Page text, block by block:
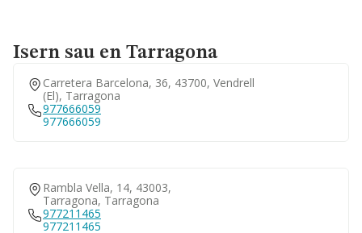
Isern sau en Tarragona
Carretera Barcelona, 36, 43700, Vendrell
(el), Tarragona
977666059
977666059
Rambla Vella, 14, 43003,
Tarragona, Tarragona
977211465
977211465